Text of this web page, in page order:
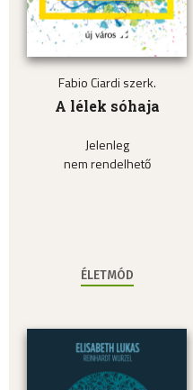
Fabio Ciardi szerk.
A lélek sóhaja
Jelenleg
nem rendelhető
ÉLETMÓD